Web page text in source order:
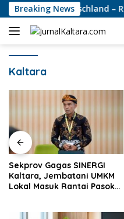
Skip
to
content
Breaking News
– Review
Kaltara
Sekprov Gagas SINERGI
Kaltara, Jembatani UMKM
Lokal Masuk Rantai Pasok